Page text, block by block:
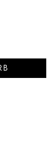
ein